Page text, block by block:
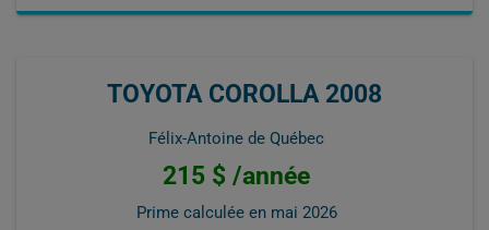
TOYOTA COROLLA 2008
Félix-Antoine de Québec
215 $ /année
Prime calculée en mai 2026